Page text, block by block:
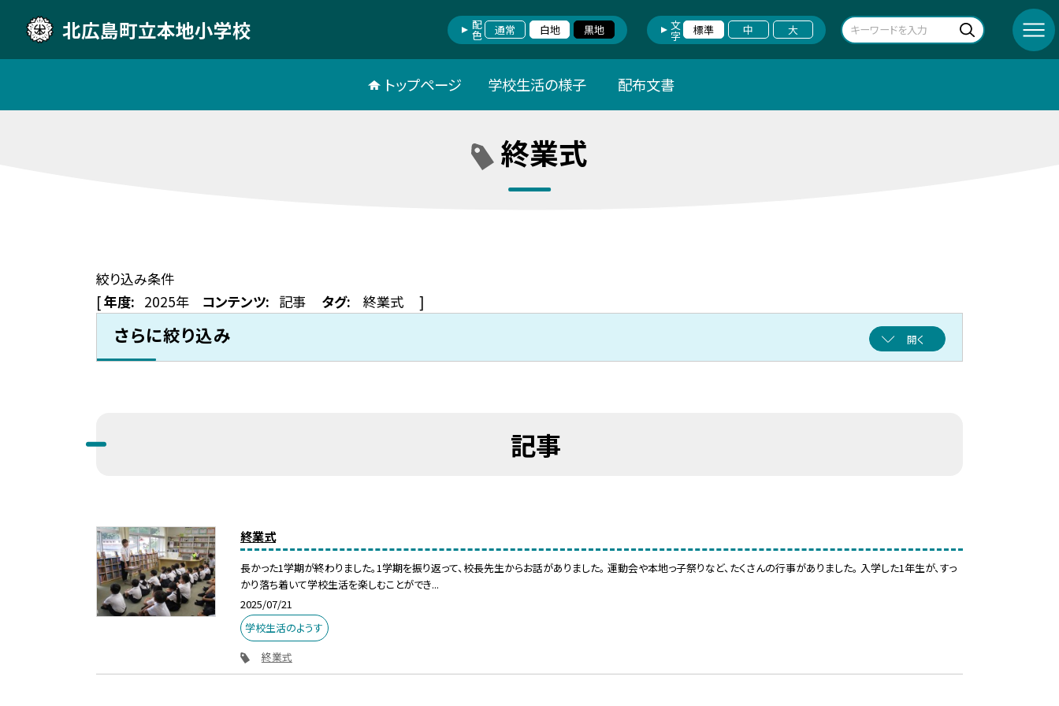
北広島町立本地小学校 配色 通常 白地 黒地 文字 標準 中 大
トップページ 学校生活の様子 配布文書
終業式
絞り込み条件
[年度: 2025年 コンテンツ: 記事 タグ: 終業式 ]
さらに絞り込み 開く
記事
終業式
長かった1学期が終わりました。1学期を振り返って、校長先生からお話がありました。 運動会や本地っ子祭りなど、たくさんの行事がありました。 入学した1年生が、すっ
かり落ち着いて学校生活を楽しむことができ...
2025/07/21
学校生活のようす
終業式